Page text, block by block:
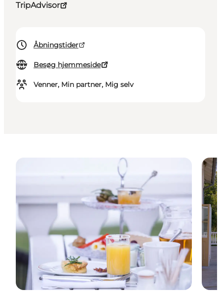
TripAdvisor
Åbningstider
Besøg hjemmeside
Venner, Min partner, Mig selv